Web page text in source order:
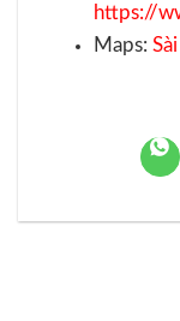
https://
Maps: